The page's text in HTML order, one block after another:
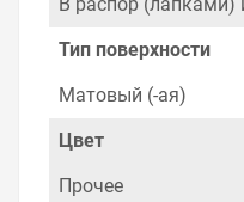
В распор (лапками)
Тип поверхности
Матовый (-ая)
Цвет
Прочее